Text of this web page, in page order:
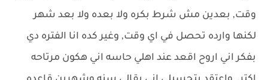
وقت, بعدين مش شرط بكره ولا بعده ولا بعد شهر
لكنها وارده تحصل في اي وقت, وغير كده انا الفتره دي
بفكر اني اروح اقعد عند اهلي حاسه اني هكون مرتاحه